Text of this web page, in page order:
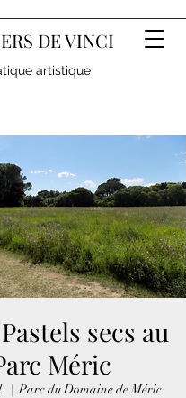
DE VINCI
artistique
secs au
Méric
  |
Parc du Domaine de Méric